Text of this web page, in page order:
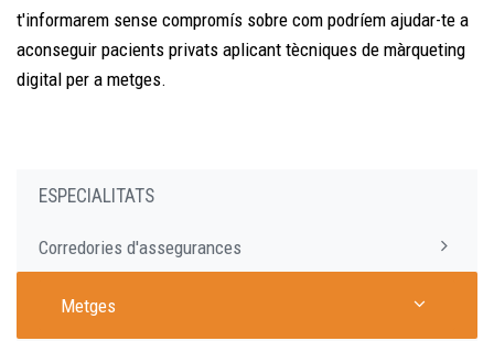
ESPECIALITATS
Corredories d'assegurances
Metges
t'informarem sense compromís sobre com podríem ajudar-te a
aconseguir pacients privats aplicant tècniques de màrqueting
digital per a metges.